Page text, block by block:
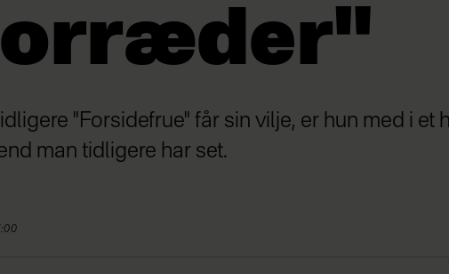
"Forsidefrue" får sin vilje, er hun med i et
man tidligere har set.